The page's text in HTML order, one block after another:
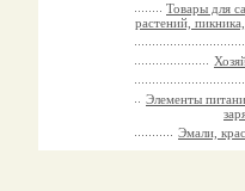
Товары для
растений,
Элементы
Эмали,